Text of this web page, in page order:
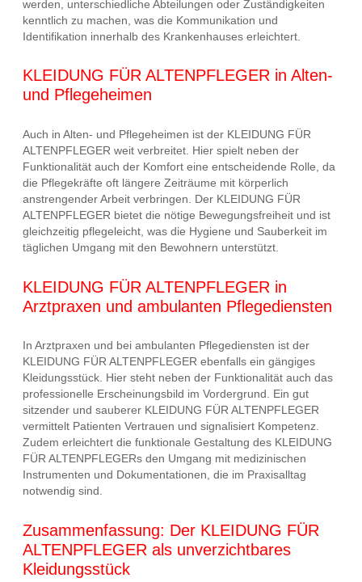
werden, unterschiedliche Abteilungen oder Zuständigkeiten
kenntlich zu machen, was die Kommunikation und
Identifikation innerhalb des Krankenhauses erleichtert.
KLEIDUNG FÜR ALTENPFLEGER in Alten-
und Pflegeheimen
Auch in Alten- und Pflegeheimen ist der KLEIDUNG FÜR
ALTENPFLEGER weit verbreitet. Hier spielt neben der
Funktionalität auch der Komfort eine entscheidende Rolle, da
die Pflegekräfte oft längere Zeiträume mit körperlich
anstrengender Arbeit verbringen. Der KLEIDUNG FÜR
ALTENPFLEGER bietet die nötige Bewegungsfreiheit und ist
gleichzeitig pflegeleicht, was die Hygiene und Sauberkeit im
täglichen Umgang mit den Bewohnern unterstützt.
KLEIDUNG FÜR ALTENPFLEGER in
Arztpraxen und ambulanten Pflegediensten
In Arztpraxen und bei ambulanten Pflegediensten ist der
KLEIDUNG FÜR ALTENPFLEGER ebenfalls ein gängiges
Kleidungsstück. Hier steht neben der Funktionalität auch das
professionelle Erscheinungsbild im Vordergrund. Ein gut
sitzender und sauberer KLEIDUNG FÜR ALTENPFLEGER
vermittelt Patienten Vertrauen und signalisiert Kompetenz.
Zudem erleichtert die funktionale Gestaltung des KLEIDUNG
FÜR ALTENPFLEGERs den Umgang mit medizinischen
Instrumenten und Dokumentationen, die im Praxisalltag
notwendig sind.
Zusammenfassung: Der KLEIDUNG FÜR
ALTENPFLEGER als unverzichtbares
Kleidungsstück